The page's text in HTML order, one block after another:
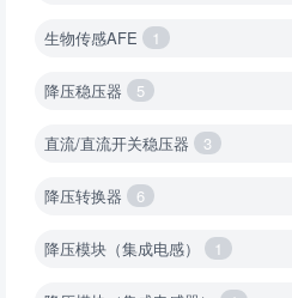
生物传感AFE 1
降压稳压器 5
直流/直流开关稳压器 3
降压转换器 6
降压模块（集成电感） 1